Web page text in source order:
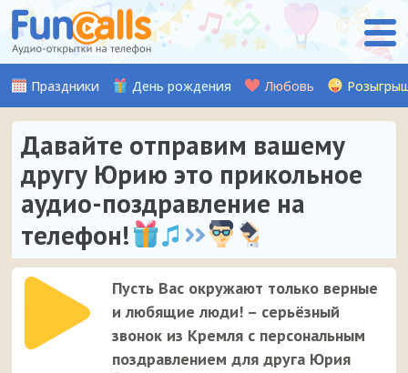
Праздники День рождения Любовь
Давайте отправим вашему
другу Юрию это прикольное
аудио-поздравление на
телефон!
Пусть Вас окружают только верные
и любящие люди! – серьёзный
звонок из Кремля с персональным
поздравлением для друга Юрия